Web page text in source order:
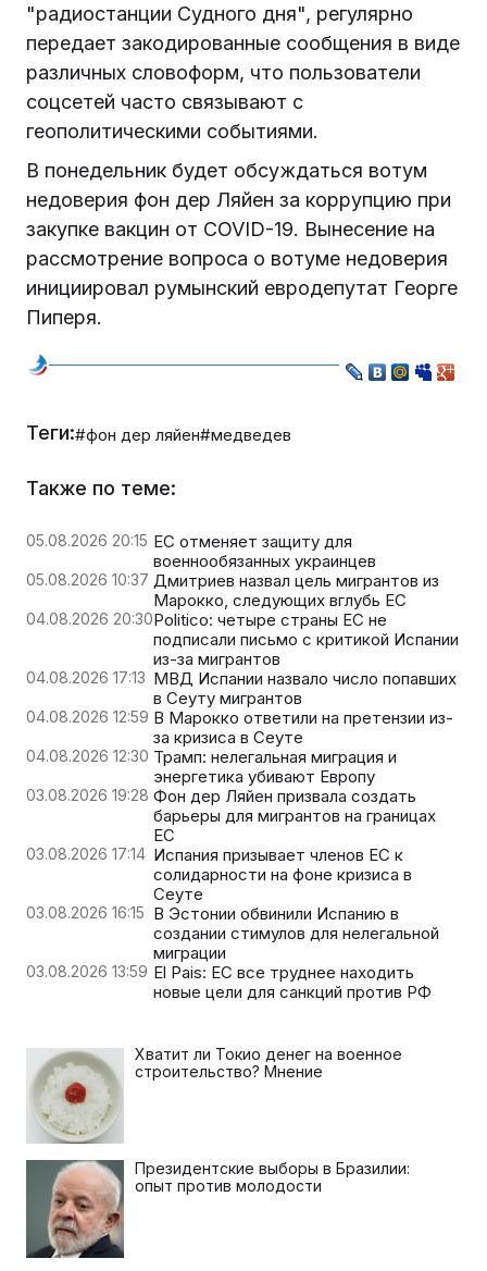
"радиостанции Судного дня", регулярно
передает закодированные сообщения в виде
различных словоформ, что пользователи
соцсетей часто связывают с
геополитическими событиями.
В понедельник будет обсуждаться вотум
недоверия фон дер Ляйен за коррупцию при
закупке вакцин от COVID-19. Вынесение на
рассмотрение вопроса о вотуме недоверия
инициировал румынский евродепутат Георге
Пиперя.
Теги:#фон дер ляйен#медведев
Также по теме:
05.08.2026 20:15 ЕС отменяет защиту для
военнообязанных украинцев
05.08.2026 10:37 Дмитриев назвал цель мигрантов из
Марокко, следующих вглубь ЕС
04.08.2026 20:30Politico: четыре страны ЕС не
подписали письмо с критикой Испании
из-за мигрантов
04.08.2026 17:13 МВД Испании назвало число попавших
в Сеуту мигрантов
04.08.2026 12:59 В Марокко ответили на претензии из-
за кризиса в Сеуте
04.08.2026 12:30 Трамп: нелегальная миграция и
энергетика убивают Европу
03.08.2026 19:28 Фон дер Ляйен призвала создать
барьеры для мигрантов на границах
ЕС
03.08.2026 17:14 Испания призывает членов ЕС к
солидарности на фоне кризиса в
Сеуте
03.08.2026 16:15 В Эстонии обвинили Испанию в
создании стимулов для нелегальной
миграции
03.08.2026 13:59 El Pais: ЕС все труднее находить
новые цели для санкций против РФ
Хватит ли Токио денег на военное
строительство? Мнение
Президентские выборы в Бразилии:
опыт против молодости